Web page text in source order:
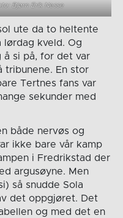
Bjørn Erik Nesse
ute da to heltente
lørdag kveld. Og
å si på, for det var
tribunene. En stor
Tertnes fans var
sekunder med
både nervøs og
ikke bare vår kamp
i Fredrikstad der
argusøyne. Men
så snudde Sola
det oppgjøret. Det
og med det en